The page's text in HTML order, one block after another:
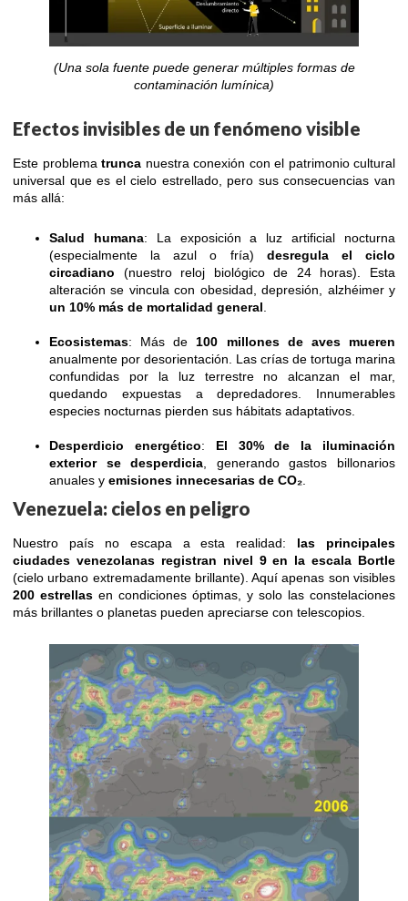
(Una sola fuente puede generar múltiples formas de
contaminación lumínica)
Efectos invisibles de un fenómeno visible
Este problema trunca nuestra conexión con el patrimonio cultural
universal que es el cielo estrellado, pero sus consecuencias van
más allá:
Salud humana: La exposición a luz artificial nocturna
(especialmente la azul o fría) desregula el ciclo
circadiano (nuestro reloj biológico de 24 horas). Esta
alteración se vincula con obesidad, depresión, alzhéimer y
un 10% más de mortalidad general.
Ecosistemas: Más de100 millones de aves mueren
anualmente por desorientación. Las crías de tortuga marina
confundidas por la luz terrestre no alcanzan el mar,
quedando expuestas a depredadores. Innumerables
especies nocturnas pierden sus hábitats adaptativos.
Desperdicio energético: El 30% de la iluminación
exterior se desperdicia, generando gastos billonarios
anuales y emisiones innecesarias de CO₂.
Venezuela: cielos en peligro
Nuestro país no escapa a esta realidad: las principales
ciudades venezolanas registran nivel 9 en la escala Bortle
(cielo urbano extremadamente brillante). Aquí apenas son visibles
200 estrellas en condiciones óptimas, y solo las constelaciones
más brillantes o planetas pueden apreciarse con telescopios.